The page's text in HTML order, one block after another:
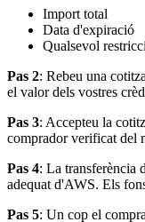
Import total
Data d'expiració
Qualsevol
Pas 2: Rebeu una
el valor dels vostres
Pas 3: Accepteu la
comprador verificat del
Pas 4: La transferència
adequat d'AWS. Els
Pas 5: Un cop el